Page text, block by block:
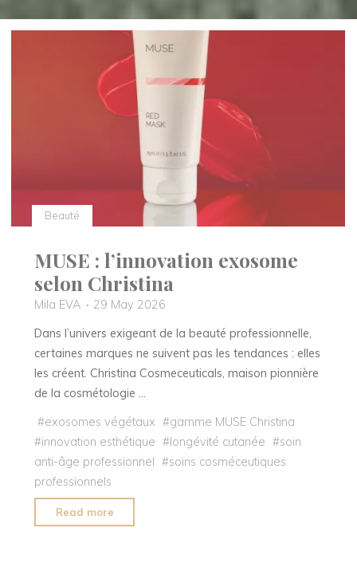
Beauté
MUSE : l’innovation exosome
selon Christina
Mila EVA
29 May 2026
Dans l’univers exigeant de la beauté professionnelle,
certaines marques ne suivent pas les tendances : elles
les créent. Christina Cosmeceuticals, maison pionnière
de la cosmétologie …
#exosomes végétaux #gamme MUSE Christina
#innovation esthétique # longévité cutanée #soin
anti-âge professionnel
#soins cosméceutiques
professionnels
Read more
: